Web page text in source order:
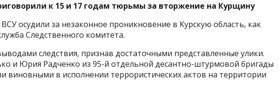
к 15 и 17 годам тюрьмы за вторжение на Курщину
осудили за незаконное проникновение в Курскую область, как
Следственного комитета.
следствия, признав достаточными представленные улики.
и Юрия Радченко из 95-й отдельной десантно-штурмовой бригады
виновными в исполнении террористических актов на территории